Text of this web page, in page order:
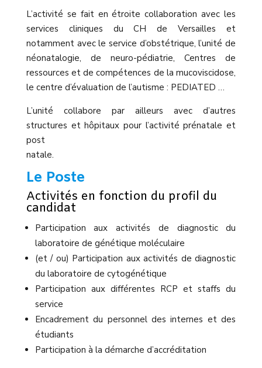
L’activité se fait en étroite collaboration avec les
services cliniques du CH de Versailles et
notamment avec le service d’obstétrique, l’unité de
néonatalogie, de neuro-pédiatrie, Centres de
ressources et de compétences de la mucoviscidose,
le centre d’évaluation de l’autisme : PEDIATED …
L’unité collabore par ailleurs avec d’autres
structures et hôpitaux pour l’activité prénatale et
post
natale.
Le Poste
Activités en fonction du profil du
candidat
Participation aux activités de diagnostic du
laboratoire de génétique moléculaire
(et / ou) Participation aux activités de diagnostic
du laboratoire de cytogénétique
Participation aux différentes RCP et staffs du
service
Encadrement du personnel des internes et des
étudiants
Participation à la démarche d’accréditation